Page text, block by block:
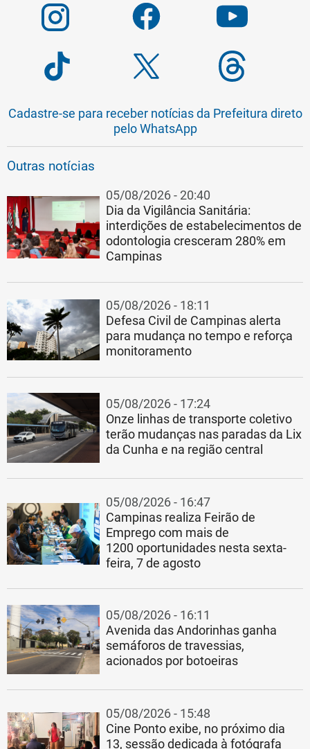
Cadastre-se para receber notícias da Prefeitura direto
pelo WhatsApp
Outras notícias
05/08/2026 - 20:40
Dia da Vigilância Sanitária:
interdições de estabelecimentos de
odontologia cresceram 280% em
Campinas
05/08/2026 - 18:11
Defesa Civil de Campinas alerta
para mudança no tempo e reforça
monitoramento
05/08/2026 - 17:24
Onze linhas de transporte coletivo
terão mudanças nas paradas da Lix
da Cunha e na região central
05/08/2026 - 16:47
Campinas realiza Feirão de
Emprego com mais de
1200 oportunidades nesta sexta-
feira, 7 de agosto
05/08/2026 - 16:11
Avenida das Andorinhas ganha
semáforos de travessias,
acionados por botoeiras
05/08/2026 - 15:48
Cine Ponto exibe, no próximo dia
13, sessão dedicada à fotógrafa